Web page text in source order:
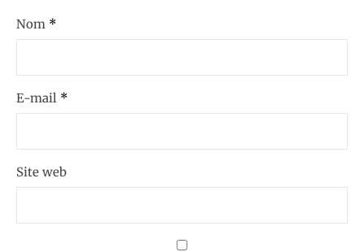
Nom *
E-mail *
Site web